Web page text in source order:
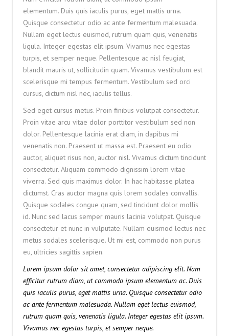
elementum. Duis quis iaculis purus, eget mattis urna.
Quisque consectetur odio ac ante fermentum malesuada.
Nullam eget lectus euismod, rutrum quam quis, venenatis
ligula. Integer egestas elit ipsum. Vivamus nec egestas
turpis, et semper neque. Pellentesque ac nisl feugiat,
blandit mauris ut, sollicitudin quam. Vivamus vestibulum est
scelerisque mi tempus fermentum. Vestibulum sed orci
cursus, dictum nisl nec, iaculis tellus.
Sed eget cursus metus. Proin finibus volutpat consectetur.
Proin vitae arcu vitae dolor porttitor vestibulum sed non
dolor. Pellentesque lacinia erat diam, in dapibus mi
venenatis non. Praesent ut massa est. Praesent eu odio
auctor, aliquet risus non, auctor nisl. Vivamus dictum tincidunt
consectetur. Aliquam commodo dignissim lorem vitae
viverra. Sed quis maximus dolor. In hac habitasse platea
dictumst. Cras auctor magna quis lorem sodales convallis.
Quisque sodales congue quam, sed tincidunt dolor mollis
id. Nunc sed lacus semper mauris lacinia volutpat. Quisque
consectetur et nunc in vulputate. Nullam euismod lectus nec
metus sodales scelerisque. Ut mi est, commodo non purus
eu, ultricies sagittis sapien.
Lorem ipsum dolor sit amet, consectetur adipiscing elit. Nam
efficitur rutrum diam, ut commodo ipsum elementum ac. Duis
quis iaculis purus, eget mattis urna. Quisque consectetur odio
ac ante fermentum malesuada. Nullam eget lectus euismod,
rutrum quam quis, venenatis ligula. Integer egestas elit ipsum.
Vivamus nec egestas turpis, et semper neque.